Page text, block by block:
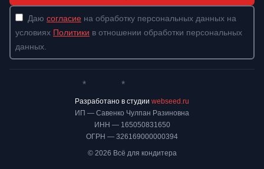
Даю согласие на обработку персональных данных на
условиях Политики в отношении обработки персональных
данных.
ИП — Савенко Чулпан Разиновна
ИНН — 165050831650
ОГРН — 326169000000394
© 2026 Всё для кондитера
* *
Разработано в студии webseed.ru